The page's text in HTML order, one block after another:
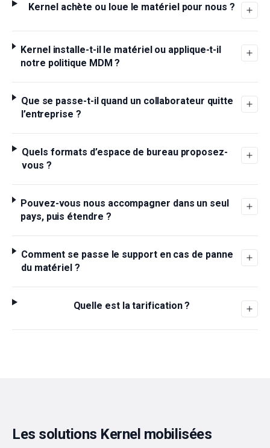
Kernel achète ou loue le matériel pour nous ?
Kernel installe-t-il le matériel ou applique-t-il
notre politique MDM ?
Que se passe-t-il quand un collaborateur quitte
l’entreprise ?
Quels formats d’espace de bureau proposez-
vous ?
Pouvez-vous nous accompagner dans un seul
pays, puis étendre ?
Comment se passe le support en cas de panne
du matériel ?
Quelle est la tarification ?
Les solutions Kernel mobilisées